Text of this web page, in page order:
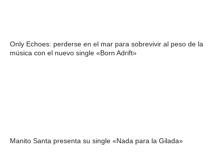
Only Echoes: perderse en el mar para sobrevivir al peso de la
música con el nuevo single «Born Adrift»
Manito Santa presenta su single «Nada para la Gilada»